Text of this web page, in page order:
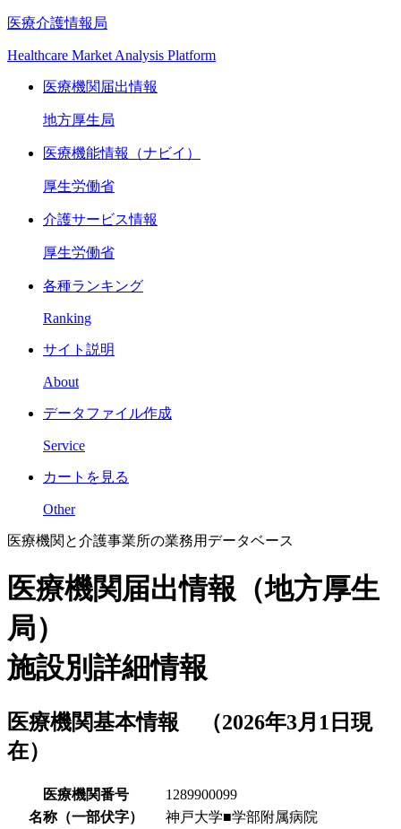
医療介護情報局
Healthcare Market Analysis Platform
医療機関届出情報
地方厚生局
医療機能情報（ナビイ）
厚生労働省
介護サービス情報
厚生労働省
各種ランキング
Ranking
サイト説明
About
データファイル作成
Service
カートを見る
Other
医療機関と介護事業所の業務用データベース
医療機関届出情報（地方厚生
局）
施設別詳細情報
医療機関基本情報 （2026年3月1日現
在）
医療機関番号
1289900099
名称（一部伏字）
神戸大学■学部附属病院